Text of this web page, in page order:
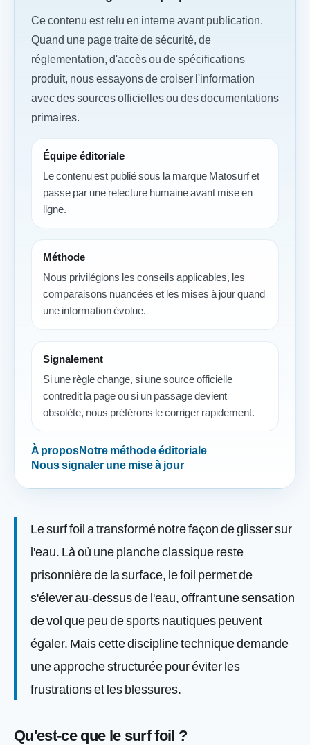
Ce contenu est relu en interne avant publication.
Quand une page traite de sécurité, de
réglementation, d'accès ou de spécifications
produit, nous essayons de croiser l'information
avec des sources officielles ou des documentations
primaires.
Équipe éditoriale
Le contenu est publié sous la marque Matosurf et
passe par une relecture humaine avant mise en
ligne.
Méthode
Nous privilégions les conseils applicables, les
comparaisons nuancées et les mises à jour quand
une information évolue.
Signalement
Si une règle change, si une source officielle
contredit la page ou si un passage devient
obsolète, nous préférons le corriger rapidement.
À proposNotre méthode éditoriale
Nous signaler une mise à jour
Le surf foil a transformé notre façon de glisser sur
l'eau. Là où une planche classique reste
prisonnière de la surface, le foil permet de
s'élever au-dessus de l'eau, offrant une sensation
de vol que peu de sports nautiques peuvent
égaler. Mais cette discipline technique demande
une approche structurée pour éviter les
frustrations et les blessures.
Qu'est-ce que le surf foil ?